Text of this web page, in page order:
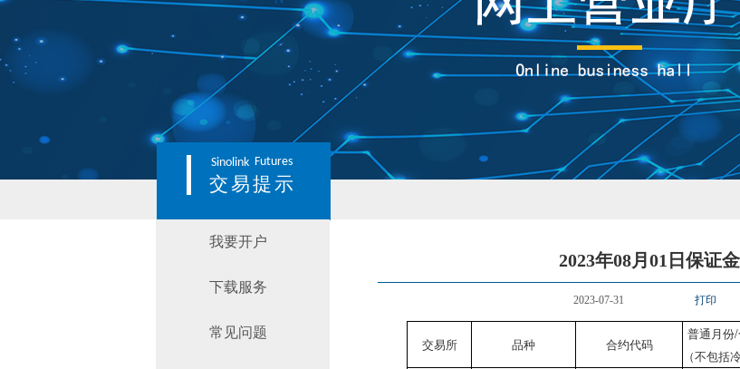
Sinolink Futures
交易提示
我要开户
下载服务
常见问题
2023年08月01日保证
2023-07-31 打印
交易所 品种 合约代码
普通月份
（不包括